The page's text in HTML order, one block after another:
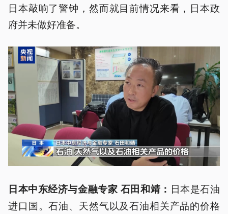
日本敲响了警钟，然而就目前情况来看，日本政
府并未做好准备。
日本中东经济与金融专家 石田和靖： 日本是石油
进口国。石油、天然气以及石油相关产品的价格